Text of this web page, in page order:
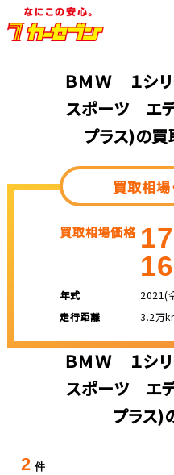
ＢＭＷ １シ
スポーツ エ
プラス)の買
買取相場
買取相場価格
年式
2021(
走行距離
3.2万
ＢＭＷ １シ
スポーツ エ
プラス)
2 件